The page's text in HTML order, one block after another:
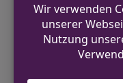
gestohlen
Mann